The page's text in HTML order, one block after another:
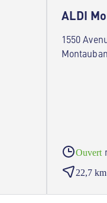
ALDI
1550
Montauban
Ouvert
22,7 km